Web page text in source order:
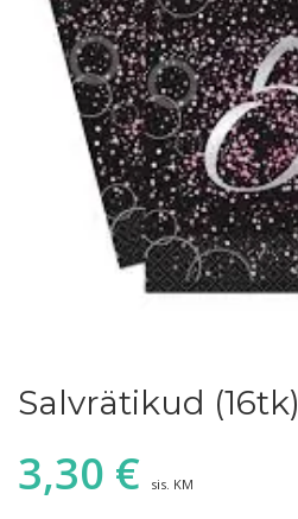
Salvrätikud (16tk)
3,30 € sis. KM